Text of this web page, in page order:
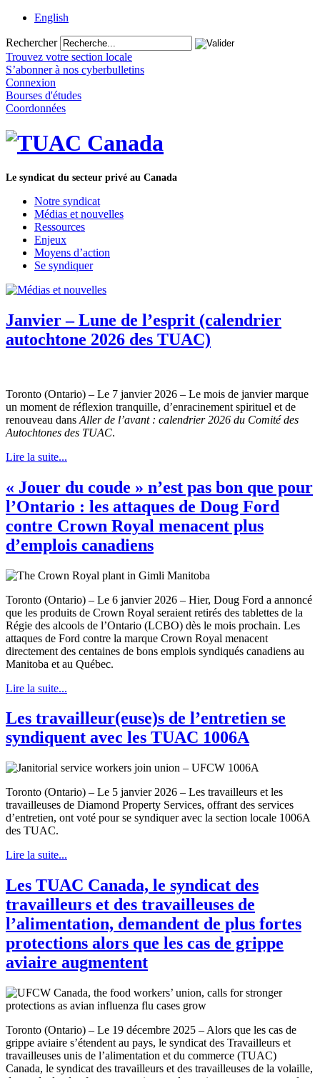
English
Rechercher
Trouvez votre section locale
S’abonner à nos cyberbulletins
Connexion
Bourses d'études
Coordonnées
Le syndicat du secteur privé au Canada
Notre syndicat
Médias et nouvelles
Ressources
Enjeux
Moyens d’action
Se syndiquer
Janvier – Lune de l’esprit (calendrier
autochtone 2026 des TUAC)
Toronto (Ontario) – Le 7 janvier 2026 – Le mois de janvier marque
un moment de réflexion tranquille, d’enracinement spirituel et de
renouveau dans Aller de l’avant : calendrier 2026 du Comité des
Autochtones des TUAC.
Lire la suite...
« Jouer du coude » n’est pas bon que pour
l’Ontario : les attaques de Doug Ford
contre Crown Royal menacent plus
d’emplois canadiens
Toronto (Ontario) – Le 6 janvier 2026 – Hier, Doug Ford a annoncé
que les produits de Crown Royal seraient retirés des tablettes de la
Régie des alcools de l’Ontario (LCBO) dès le mois prochain. Les
attaques de Ford contre la marque Crown Royal menacent
directement des centaines de bons emplois syndiqués canadiens au
Manitoba et au Québec.
Lire la suite...
Les travailleur(euse)s de l’entretien se
syndiquent avec les TUAC 1006A
Toronto (Ontario) – Le 5 janvier 2026 – Les travailleurs et les
travailleuses de Diamond Property Services, offrant des services
d’entretien, ont voté pour se syndiquer avec la section locale 1006A
des TUAC.
Lire la suite...
Les TUAC Canada, le syndicat des
travailleurs et des travailleuses de
l’alimentation, demandent de plus fortes
protections alors que les cas de grippe
aviaire augmentent
Toronto (Ontario) – Le 19 décembre 2025 – Alors que les cas de
grippe aviaire s’étendent au pays, le syndicat des Travailleurs et
travailleuses unis de l’alimentation et du commerce (TUAC)
Canada, le syndicat des travailleurs et des travailleuses de la volaille,